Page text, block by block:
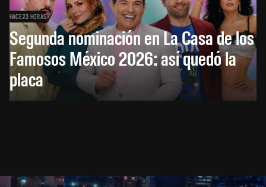
HACE 23 HORAS
Segunda nominación en La Casa de los
Famosos México 2026: así quedó la
placa